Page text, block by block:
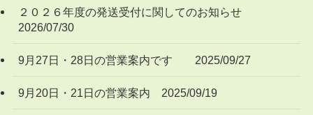
２０２６年度の発送受付に関してのお知らせ
2026/07/30
9月27日・28日の営業案内です 2025/09/27
9月20日・21日の営業案内 2025/09/19